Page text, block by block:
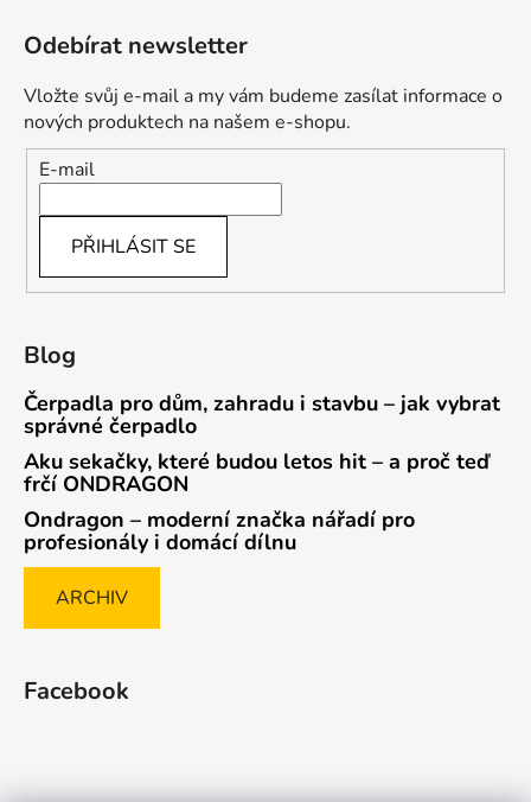
Odebírat newsletter
Vložte svůj e-mail a my vám budeme zasílat informace o
nových produktech na našem e-shopu.
E-mail
PŘIHLÁSIT SE
Blog
Čerpadla pro dům, zahradu i stavbu – jak vybrat
správné čerpadlo
Aku sekačky, které budou letos hit – a proč teď
frčí ONDRAGON
Ondragon – moderní značka nářadí pro
profesionály i domácí dílnu
ARCHIV
Facebook